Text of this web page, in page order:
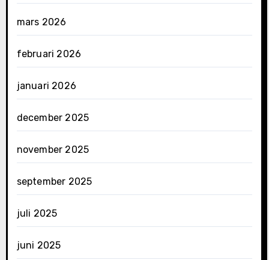
mars 2026
februari 2026
januari 2026
december 2025
november 2025
september 2025
juli 2025
juni 2025